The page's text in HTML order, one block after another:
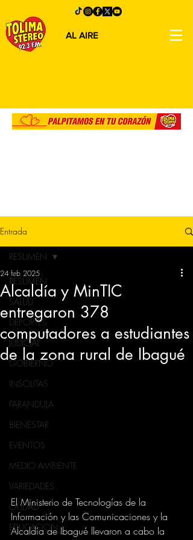
AL AIRE
Entrada
RESUMEN
SALUD
DEPORTES
JUDICIAL
GOBIERNO
INSÓLITAS
FARANDULA
BIENESTAR
EVENTOS
MEDIO AMBIENTE
VARIEDADES
CIUDAD
EDUCACION
RESUMEN
Alcaldía y MinTIC
entregaron 378
computadores a estudiantes
de la zona rural de Ibagué
24 feb 2025
El Ministerio de Tecnologías de la
Información y las Comunicaciones y la
Alcaldía de Ibagué llevaron a cabo la